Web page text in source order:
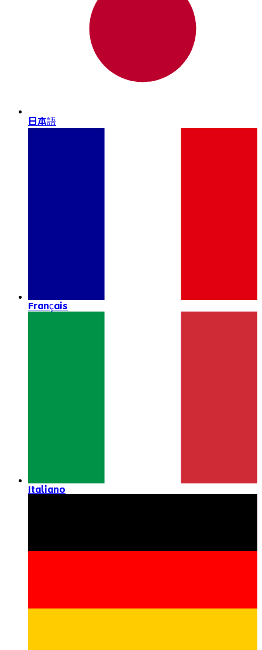
日本語
Français
Italiano